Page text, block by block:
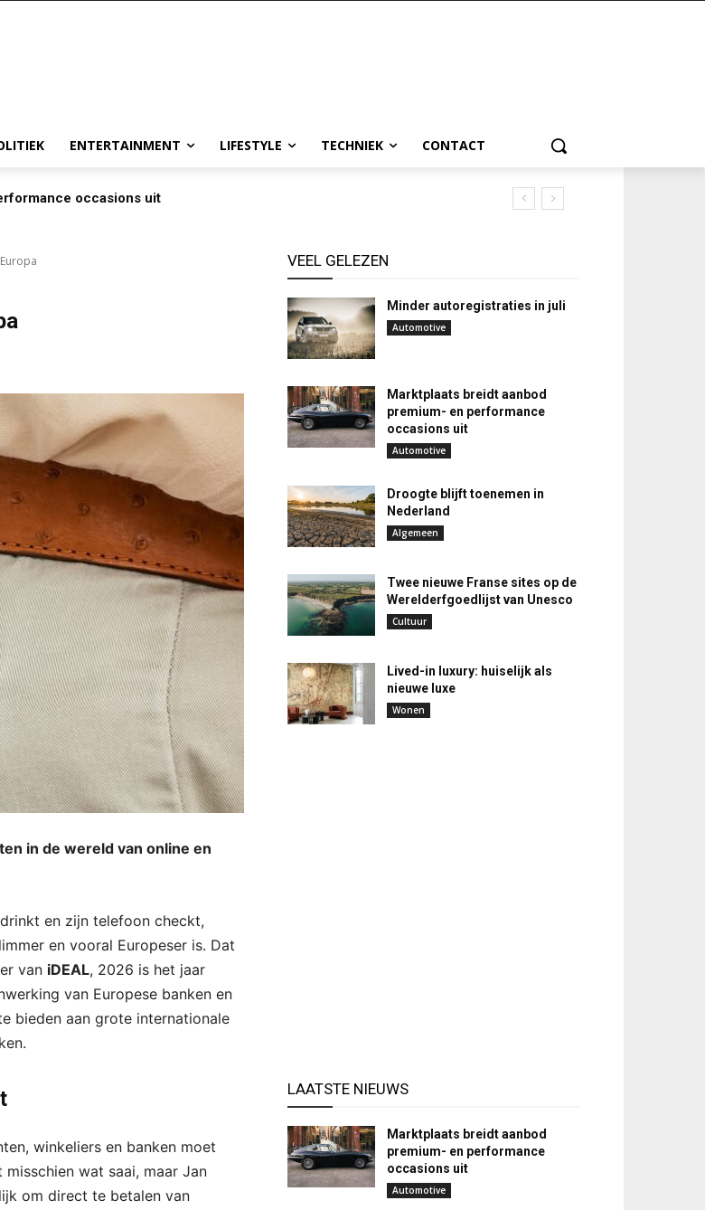
ENTERTAINMENT LIFESTYLE TECHNIEK CONTACT
occasions uit
in de wereld van online en
en zijn telefoon checkt,
en vooral Europeser is. Dat
van iDEAL, 2026 is het jaar
van Europese banken en
bieden aan grote internationale
winkeliers en banken moet
wat saai, maar Jan
om direct te betalen van
VEEL GELEZEN
Minder autoregistraties in juli
Automotive
Marktplaats breidt aanbod
premium- en performance
occasions uit
Automotive
Droogte blijft toenemen in
Nederland
Algemeen
Twee nieuwe Franse sites op de
Werelderfgoedlijst van Unesco
Cultuur
Lived-in luxury: huiselijk als
nieuwe luxe
Wonen
LAATSTE NIEUWS
Marktplaats breidt aanbod
premium- en performance
occasions uit
Automotive